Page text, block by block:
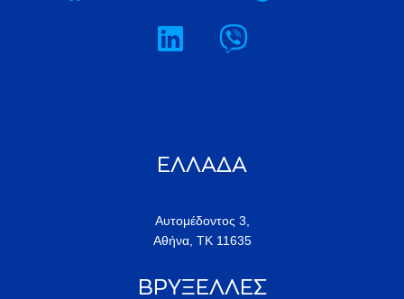
ΕΛΛΑΔΑ
Αυτομέδοντος 3,
Αθήνα, ΤΚ 11635
ΒΡΥΞΕΛΛΕΣ